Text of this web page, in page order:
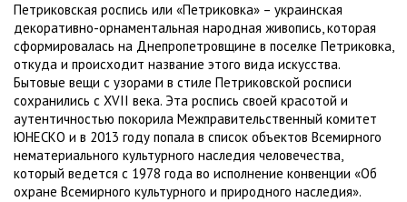
Петриковская роспись или «Петриковка» – украинская
декоративно-орнаментальная народная живопись, которая
сформировалась на Днепропетровщине в поселке Петриковка,
откуда и происходит название этого вида искусства.
Бытовые вещи с узорами в стиле Петриковской росписи
сохранились с XVII века. Эта роспись своей красотой и
аутентичностью покорила Межправительственный комитет
ЮНЕСКО и в 2013 году попала в список объектов Всемирного
нематериального культурного наследия человечества,
который ведется с 1978 года во исполнение конвенции «Об
охране Всемирного культурного и природного наследия».